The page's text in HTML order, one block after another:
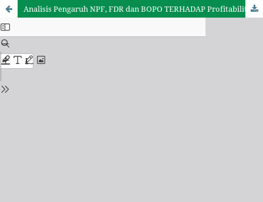
Analisis Pengaruh NPF, FDR dan BOPO TERHADAP Profitabilitas (ROA) Pada PT Bank Muamalat Indonesia Tbk (Tahun 2011-2020)